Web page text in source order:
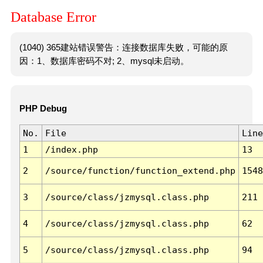
Database Error
(1040) 365建站错误警告：连接数据库失败，可能的原
因：1、数据库密码不对; 2、mysql未启动。
PHP Debug
No. File
Line
1
/index.php 13
2 /source/function/function_extend.php 1548
3 /source/class/jzmysql.class.php 211
4 /source/class/jzmysql.class.php 62
5 /source/class/jzmysql.class.php 94